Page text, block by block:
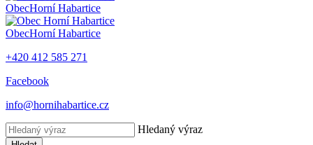
ObecHorní Habartice
ObecHorní Habartice
+420 412 585 271
Facebook
info@hornihabartice.cz
Hledaný výraz